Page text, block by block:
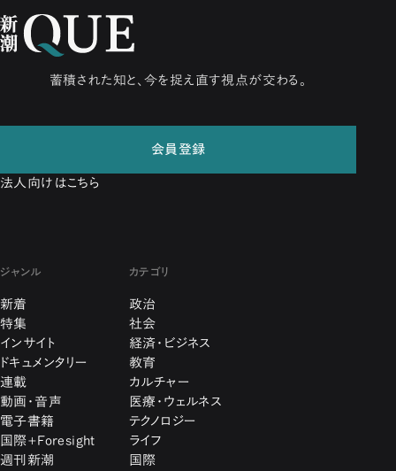
蓄積された知と、今を捉え直す視点が交わる。
会員登録
法人向けはこちら
ジャンル
新着
特集
インサイト
ドキュメンタリー
連載
動画・音声
電子書籍
国際+Foresight
週刊新潮
カテゴリ
政治
社会
経済・ビジネス
教育
カルチャー
医療・ウェルネス
テクノロジー
ライフ
国際